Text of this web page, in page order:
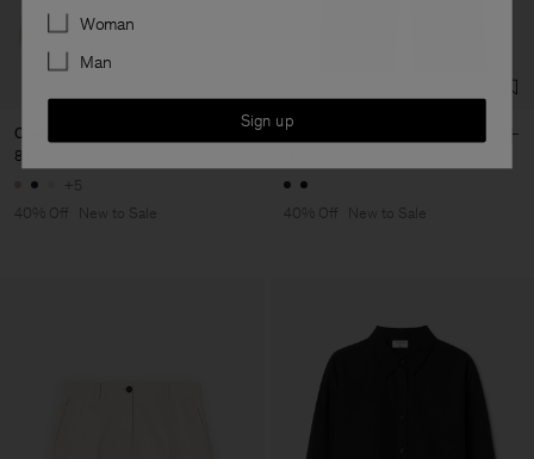
Classic Poplin Shirt
84 €
+5
40% Off
New to Sale
Gillian Linen Trousers
40% Off New to Sale
Preferences
Woman
Man
Sign up